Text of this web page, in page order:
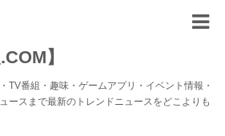
】
TV番組・趣味・ゲームアプリ・イベント情報・
ースまで最新のトレンドニュースをどこよりも